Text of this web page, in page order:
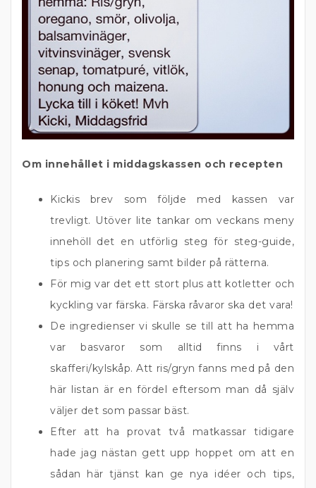
Om innehållet i middagskassen och recepten
Kickis brev som följde med kassen var
trevligt. Utöver lite tankar om veckans meny
innehöll det en utförlig steg för steg-guide,
tips och planering samt bilder på rätterna.
För mig var det ett stort plus att kotletter och
kyckling var färska. Färska råvaror ska det vara!
De ingredienser vi skulle se till att ha hemma
var basvaror som alltid finns i vårt
skafferi/kylskåp. Att ris/gryn fanns med på den
här listan är en fördel eftersom man då själv
väljer det som passar bäst.
Efter att ha provat två matkassar tidigare
hade jag nästan gett upp hoppet om att en
sådan här tjänst kan ge nya idéer och tips,